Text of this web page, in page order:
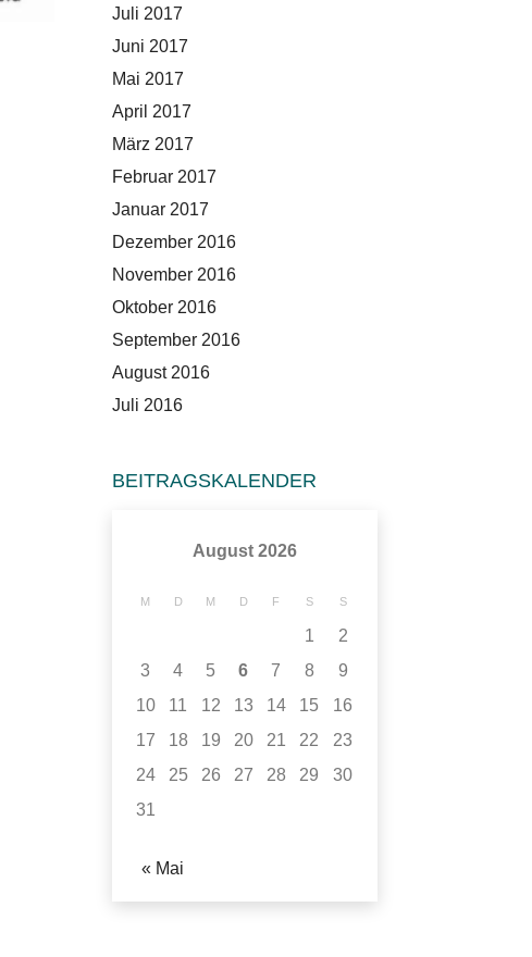
Juli 2017
Juni 2017
Mai 2017
April 2017
März 2017
Februar 2017
Januar 2017
Dezember 2016
November 2016
Oktober 2016
September 2016
August 2016
Juli 2016
BEITRAGSKALENDER
August 2026
M D M D F S S
1
2
3
4 5 6 7 8
9
10
11 12 13 14 15
16
17
18 19 20 21 22
23
24
25 26 27 28 29
30
31
« Mai